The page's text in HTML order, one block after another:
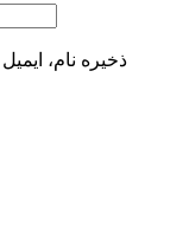
ذخیره نام،